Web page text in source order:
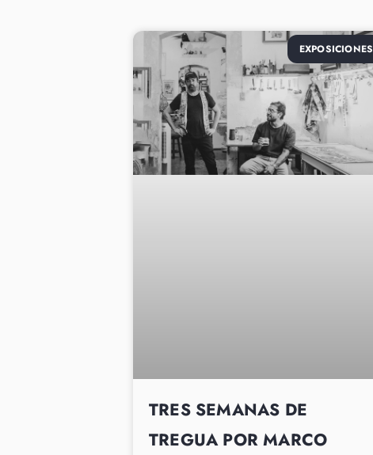
EXPOSICIONES
TRES SEMANAS DE
TREGUA POR MARCO